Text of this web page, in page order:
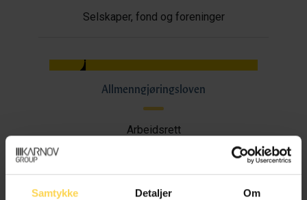
Samtykke Detaljer Om
Selskaper, fond og foreninger
Allmenngjøringsloven
Arbeidsrett